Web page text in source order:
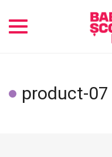
Toggle
product-07